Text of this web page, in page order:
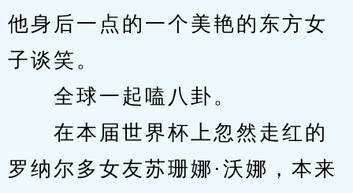
他身后一点的一个美艳的东方女
子谈笑。
全球一起嗑八卦。
在本届世界杯上忽然走红的
罗纳尔多女友苏珊娜·沃娜，本来